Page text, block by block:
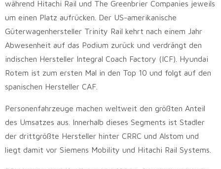
während Hitachi Rail und The Greenbrier Companies jeweils
um einen Platz aufrücken. Der US-amerikanische
Güterwagenhersteller Trinity Rail kehrt nach einem Jahr
Abwesenheit auf das Podium zurück und verdrängt den
indischen Hersteller Integral Coach Factory (ICF). Hyundai
Rotem ist zum ersten Mal in den Top 10 und folgt auf den
spanischen Hersteller CAF.
Personenfahrzeuge machen weltweit den größten Anteil
des Umsatzes aus. Innerhalb dieses Segments ist Stadler
der drittgrößte Hersteller hinter CRRC und Alstom und
liegt damit vor Siemens Mobility und Hitachi Rail Systems.